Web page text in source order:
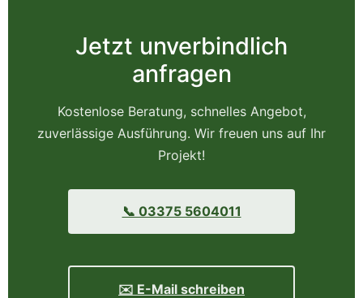
Jetzt unverbindlich
anfragen
Kostenlose Beratung, schnelles Angebot,
zuverlässige Ausführung. Wir freuen uns auf Ihr
Projekt!
📞 03375 5604011
✉️ E-Mail schreiben